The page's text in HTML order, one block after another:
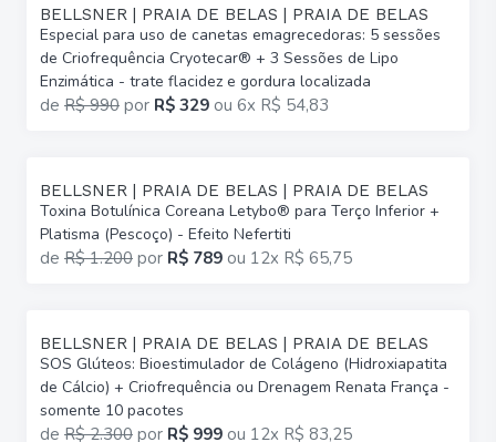
BELLSNER | PRAIA DE BELAS | PRAIA DE BELAS
Especial para uso de canetas emagrecedoras: 5 sessões
de Criofrequência Cryotecar® + 3 Sessões de Lipo
Enzimática - trate flacidez e gordura localizada
de R$ 990 por R$ 329 ou 6x R$ 54,83
BELLSNER | PRAIA DE BELAS | PRAIA DE BELAS
Toxina Botulínica Coreana Letybo® para Terço Inferior +
Platisma (Pescoço) - Efeito Nefertiti
de R$ 1.200 por R$ 789 ou 12x R$ 65,75
BELLSNER | PRAIA DE BELAS | PRAIA DE BELAS
SOS Glúteos: Bioestimulador de Colágeno (Hidroxiapatita
de Cálcio) + Criofrequência ou Drenagem Renata França -
somente 10 pacotes
de R$ 2.300 por R$ 999 ou 12x R$ 83,25